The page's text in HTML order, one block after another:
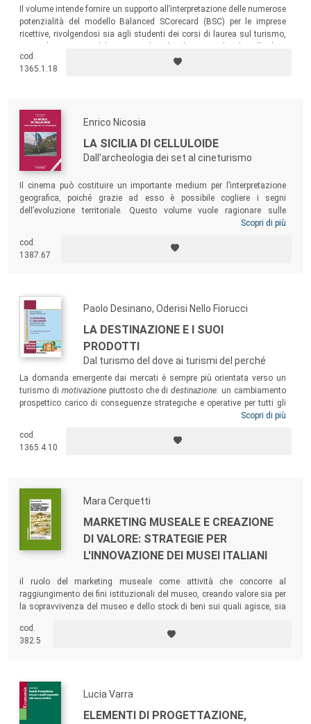
Il volume intende fornire un supporto all’interpretazione delle numerose
potenzialità del modello Balanced SCorecard (BSC) per le imprese
ricettive, rivolgendosi sia agli studenti dei corsi di laurea sul turismo,
impresa.
cod.
1365.1.18
Enrico Nicosia
LA SICILIA DI CELLULOIDE
Dall'archeologia dei set al cineturismo
Il cinema può costituire un importante medium per l’interpretazione
geografica, poiché grazie ad esso è possibile cogliere i segni
dell’evoluzione territoriale. Questo volume vuole ragionare sulle
relazioni reali e potenziali che legano l’attività cinematografica e
indiretti prodotti, con un occhio particolare al sistema turistico. I saggi
raccolti, seguendo un approccio teorico-descrittivo, contribuiscono alla
Scopri di più
cod.
1387.67
Paolo Desinano, Oderisi Nello Fiorucci
LA DESTINAZIONE E I SUOI
PRODOTTI
Dal turismo del dove ai turismi del perché
La domanda emergente dai mercati è sempre più orientata verso un
turismo di motivazionepiuttosto che didestinazione: un cambiamento
prospettico carico di conseguenze strategiche e operative per tutti gli
attori del turismo. Il libro sviluppa tale prospettiva, che impone un
destination management
. Un testo per quanti, in veste di business
manager o di pubblici amministratori, sono impegnati per innovare
Scopri di più
cod.
1365.4.10
Mara Cerquetti
MARKETING MUSEALE E CREAZIONE
DI VALORE: STRATEGIE PER
L'INNOVAZIONE DEI MUSEI ITALIANI
il ruolo del marketing museale come attività che concorre al
raggiungimento dei fini istituzionali del museo, creando valore sia per
la sopravvivenza del museo e dello stock di beni sui quali agisce, sia
cod.
382.5
Lucia Varra
ELEMENTI DI PROGETTAZIONE,